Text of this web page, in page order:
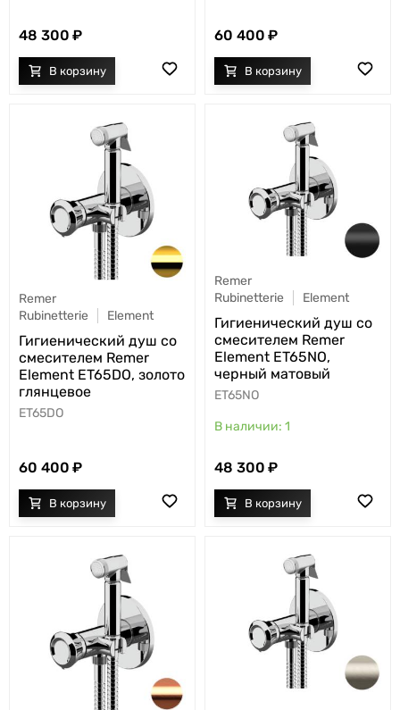
48 300 60 400
Remer
Rubinetterie
Element
Гигиенический душ со
смесителем Remer
Element ET65DO, золото
глянцевое
ET65DO
60 400
Remer
Rubinetterie
Element
Гигиенический душ со
смесителем Remer
Element ET65NO,
черный матовый
ET65NO
1
48 300